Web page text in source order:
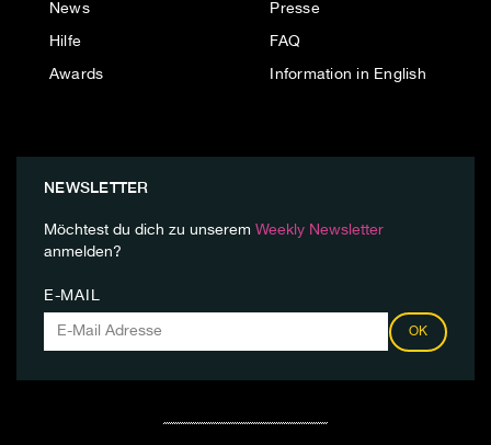
News
Hilfe
Awards
Presse
FAQ
Information in English
NEWSLETTER
Möchtest du dich zu unserem Weekly Newsletter
anmelden?
E-MAIL
OK